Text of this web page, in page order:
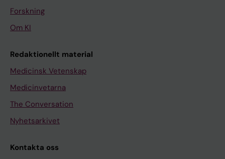
Forskning
Om KI
Redaktionellt material
Medicinsk Vetenskap
Medicinvetarna
The Conversation
Nyhetsarkivet
Kontakta oss